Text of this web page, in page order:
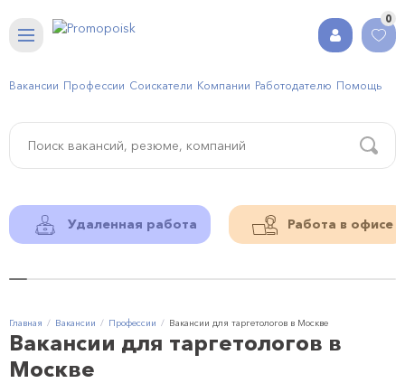
0
Вакансии Профессии Соискатели Компании Работодателю Помощь
Удаленная работа Работа в офисе
Главная Вакансии Профессии Вакансии для таргетологов в Москве
Вакансии для таргетологов в
Москве